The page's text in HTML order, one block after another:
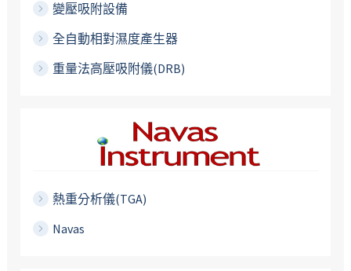
變壓吸附設備
全自動相對濕度產生器
重量法高壓吸附儀(DRB)
熱重分析儀(TGA)
Navas